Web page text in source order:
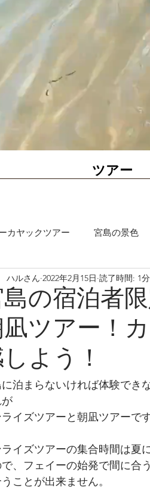
ツアー
カヤックツアー 宮島の景色
kayak
の宿泊者
ツアー！
よう！
ハルさん 2022年2月15日 読了時間: 1分
泊まらないければ体験でき
イズツアーと朝凪ツアーで
イズツアーの集合時間は夏
、フェイーの始発で間に合
ことが出来ません。